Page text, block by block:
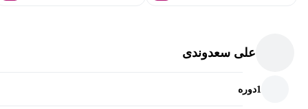
علی سعدوندی
1دوره